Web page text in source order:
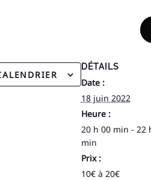
DÉTAILS
Date :
18 juin 2022
Heure :
20 h 00 min - 22
min
Prix :
10€ à 20€